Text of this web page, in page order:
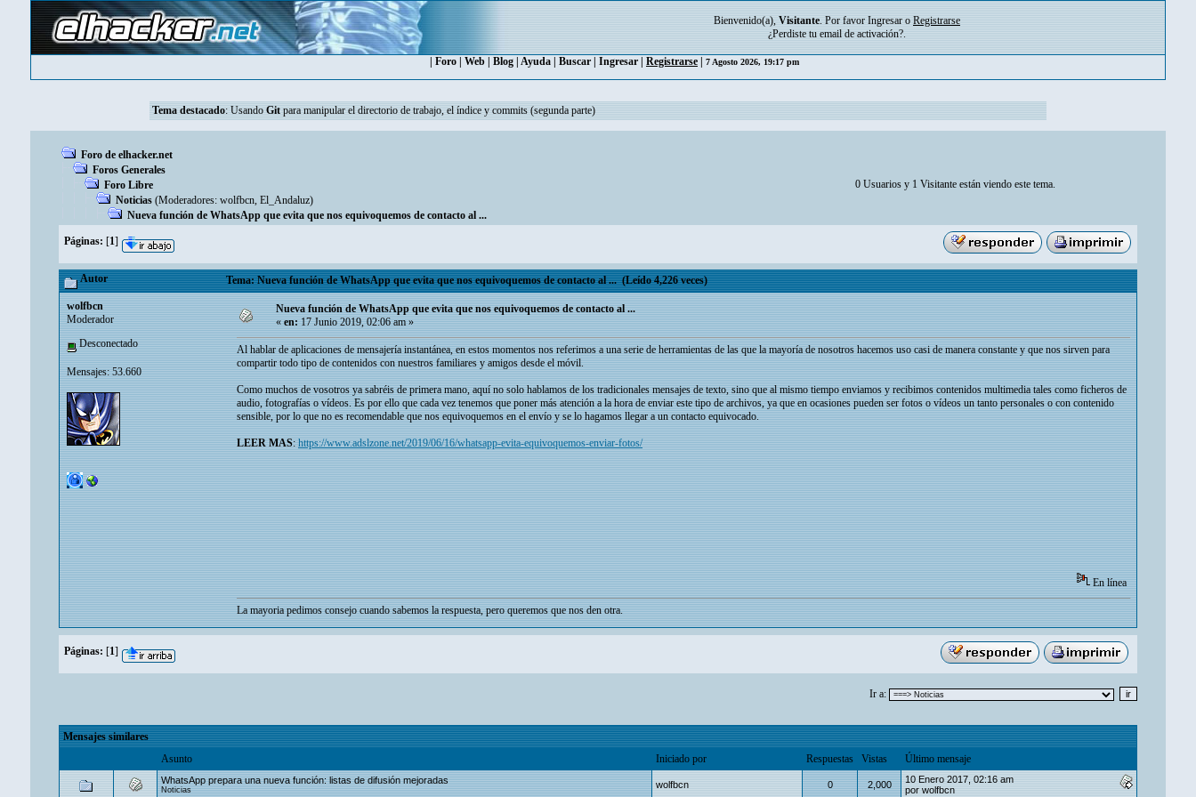
Bienvenido(a), Visitante. Por favor Ingresar o Registrarse
¿Perdiste tu email de activación?.
Foro Web Blog Ayuda Buscar Ingresar Registrarse 7 Agosto 2026, 19:17 pm
Tema destacado: Usando Git para manipular el directorio de trabajo, el índice y commits (segunda parte)
Foro de elhacker.net
Foros Generales
Foro Libre
Noticias (Moderadores: wolfbcn, El_Andaluz)
Nueva función de WhatsApp que evita que nos equivoquemos de contacto al ...
0 Usuarios y 1 Visitante están viendo este tema.
Páginas: [1]
Autor Tema: Nueva función de WhatsApp que evita que nos equivoquemos de contacto al ... (Leído 4,226 veces)
wolfbcn
Moderador
Desconectado
Mensajes: 53.660
Nueva función de WhatsApp que evita que nos equivoquemos de contacto al ...
«en:17 Junio 2019, 02:06 am »
Al hablar de aplicaciones de mensajería instantánea, en estos momentos nos referimos a una serie de herramientas de las que la mayoría de nosotros hacemos uso casi de manera constante y que nos sirven para
compartir todo tipo de contenidos con nuestros familiares y amigos desde el móvil.
Como muchos de vosotros ya sabréis de primera mano, aquí no solo hablamos de los tradicionales mensajes de texto, sino que al mismo tiempo enviamos y recibimos contenidos multimedia tales como ficheros de
audio, fotografías o vídeos. Es por ello que cada vez tenemos que poner más atención a la hora de enviar este tipo de archivos, ya que en ocasiones pueden ser fotos o vídeos un tanto personales o con contenido
sensible, por lo que no es recomendable que nos equivoquemos en el envío y se lo hagamos llegar a un contacto equivocado.
LEER MAS:https://www.adslzone.net/2019/06/16/whatsapp-evita-equivoquemos-enviar-fotos/
En línea
La mayoria pedimos consejo cuando sabemos la respuesta, pero queremos que nos den otra.
Páginas: [1]
Ir a:
Mensajes similares
Asunto
Iniciado por Respuestas Vistas Último mensaje
WhatsApp prepara una nueva función: listas de difusión mejoradas
Noticias wolfbcn 0 2,000
10 Enero 2017, 02:16 am
por wolfbcn